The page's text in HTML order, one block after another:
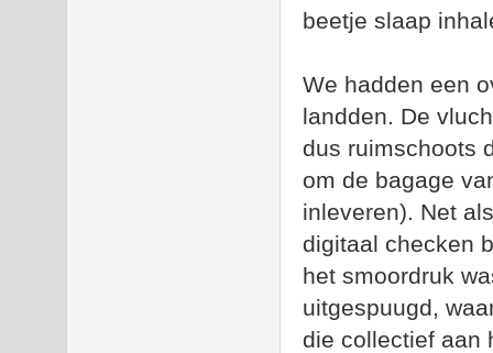
beetje slaap
We hadden een
landden. De
dus ruimschoots
om de bagage
inleveren). Net
digitaal checken
het smoordruk
uitgespuugd,
die collectief aan